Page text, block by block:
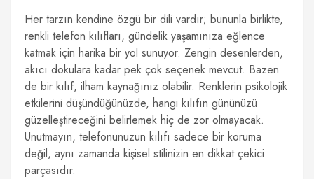
Her tarzın kendine özgü bir dili vardır; bununla birlikte,
renkli telefon kılıfları, gündelik yaşamınıza eğlence
katmak için harika bir yol sunuyor. Zengin desenlerden,
akıcı dokulara kadar pek çok seçenek mevcut. Bazen
de bir kılıf, ilham kaynağınız olabilir. Renklerin psikolojik
etkilerini düşündüğünüzde, hangi kılıfın gününüzü
güzelleştireceğini belirlemek hiç de zor olmayacak.
Unutmayın, telefonunuzun kılıfı sadece bir koruma
değil, aynı zamanda kişisel stilinizin en dikkat çekici
parçasıdır.